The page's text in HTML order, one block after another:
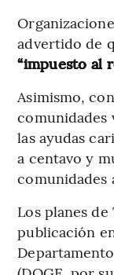
advertido de
“impuesto al
Asimismo,
comunidades
las ayudas
a centavo y
comunidades
Los planes
publicación